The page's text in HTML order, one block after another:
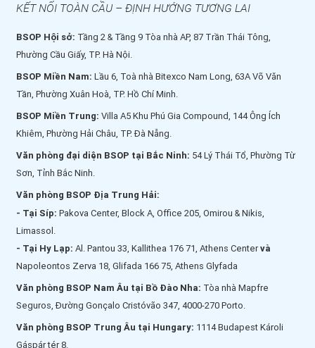
KẾT NỐI TOÀN CẦU – ĐỊNH HƯỚNG TƯƠNG LAI
BSOP Hội sở: Tầng 2 & Tầng 9 Tòa nhà AP, 87 Trần Thái Tông,
Phường Cầu Giấy, TP. Hà Nội.
BSOP Miền Nam: Lầu 6, Toà nhà Bitexco Nam Long, 63A Võ Văn
Tần, Phường Xuân Hoà, TP. Hồ Chí Minh.
BSOP Miền Trung: Villa A5 Khu Phú Gia Compound, 144 Ông Ích
Khiêm, Phường Hải Châu, TP. Đà Nẵng.
Văn phòng đại diện BSOP tại Bắc Ninh: 54 Lý Thái Tổ, Phường Từ
Sơn, Tỉnh Bắc Ninh.
Văn phòng BSOP Địa Trung Hải:
- Tại Síp: Pakova Center, Block A, Office 205, Omirou & Nikis,
Limassol.
- Tại Hy Lạp: Al. Pantou 33, Kallithea 176 71, Athens Centervà
Napoleontos Zerva 18, Glifada 166 75, Athens Glyfada
Văn phòng BSOP Nam Âu tại Bồ Đào Nha: Tòa nhà Mapfre
Seguros, Đường Gonçalo Cristóvão 347, 4000-270 Porto.
Văn phòng BSOP Trung Âu tại Hungary: 1114 Budapest Károli
Gáspár tér 8.